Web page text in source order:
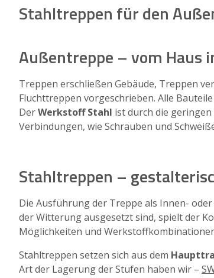
Stahltreppen für den
Außentreppe – vom Haus
Treppen erschließen Gebäude, Treppen
Fluchttreppen vorgeschrieben. Alle
DerWerkstoff Stahl ist durch die
Verbindungen, wie Schrauben und
Stahltreppen –
Die Ausführung der Treppe als Innen-
der Witterung ausgesetzt sind, spielt der
Möglichkeiten und
Stahltreppen setzen sich aus dem
Art der Lagerung der Stufen haben wir –